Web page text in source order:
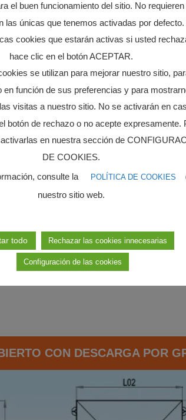
POSIBLES:
por
Decantador
descarga por
CON DESCARGA POR
el buen funcionamiento del sitio. No
las únicas que tenemos activadas por defecto.
cookies que estarán activas si usted
hace clic en el botón ACEPTAR.
se utilizan para mejorar nuestro sitio,
en función de sus preferencias y para
visitas a nuestro sitio. No se activarán en
botón de rechazo o no acepte expresamente.
en nuestra sección de
DE COOKIES.
consulte la
POLÍTICA DE COOKIES
nuestro sitio web.
todo Rechazar las cookies innecesarias
Configuración de las cookies